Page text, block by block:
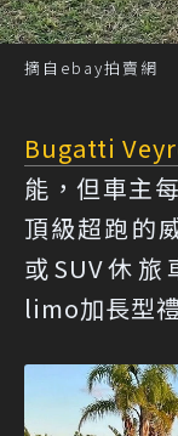
摘自ebay拍賣網
Bugatti
能，但車主
頂級超跑的
或SUV休
limo加長型